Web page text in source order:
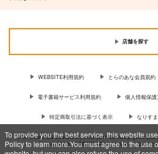
To provide you the best service, this website
Policy to learn more.You must agree to the use
店舗を探す
WEBSITE利用規約 とらのあな会員規約
電子書籍サービス利用規約 個人情報保護
特定商取引法に基づく表示 なりす
For Overseas customer, now you can ship your
services “AOCS”! Click {more…} for